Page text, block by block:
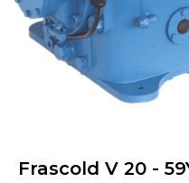
Frascold V 20 -